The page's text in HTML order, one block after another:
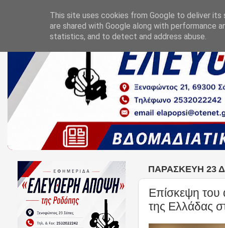
ΠΑΡΑΣΚΕΥΉ 23
Επίσκεψη του
της Ελλάδας
This site uses cookies from Google to deliver its
are shared with Google along with performance
statistics, and to detect and address abuse.